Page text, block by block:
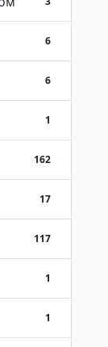
6
6
1
162
17
117
1
1